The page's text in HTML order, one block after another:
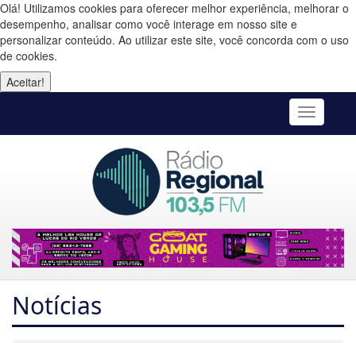
Olá! Utilizamos cookies para oferecer melhor experiência, melhorar o
desempenho, analisar como você interage em nosso site e
personalizar conteúdo. Ao utilizar este site, você concorda com o uso
de cookies.
Aceitar!
Toggle
Notícias